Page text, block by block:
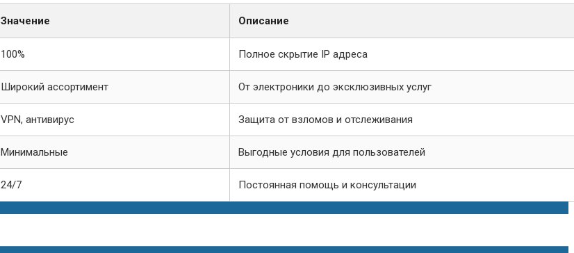
Значение Описание
100% Полное скрытие IP адреса
Широкий ассортимент От электроники до эксклюзивных услуг
VPN, антивирус Защита от взломов и отслеживания
Минимальные Выгодные условия для пользователей
24/7 Постоянная помощь и консультации